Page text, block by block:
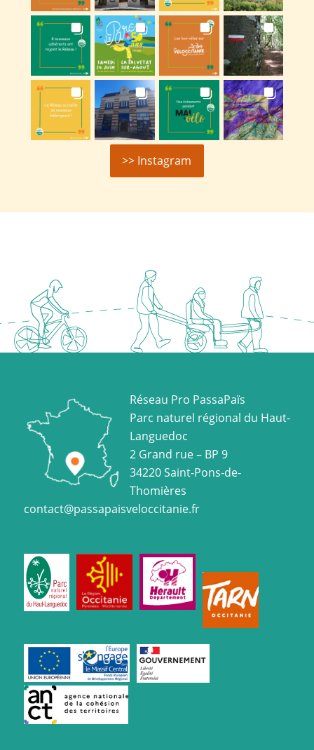
>> Instagram
Réseau Pro PassaPaïs
Parc naturel régional du Haut-
Languedoc
2 Grand rue – BP 9
34220 Saint-Pons-de-
Thomières
contact@passapaisveloccitanie.fr